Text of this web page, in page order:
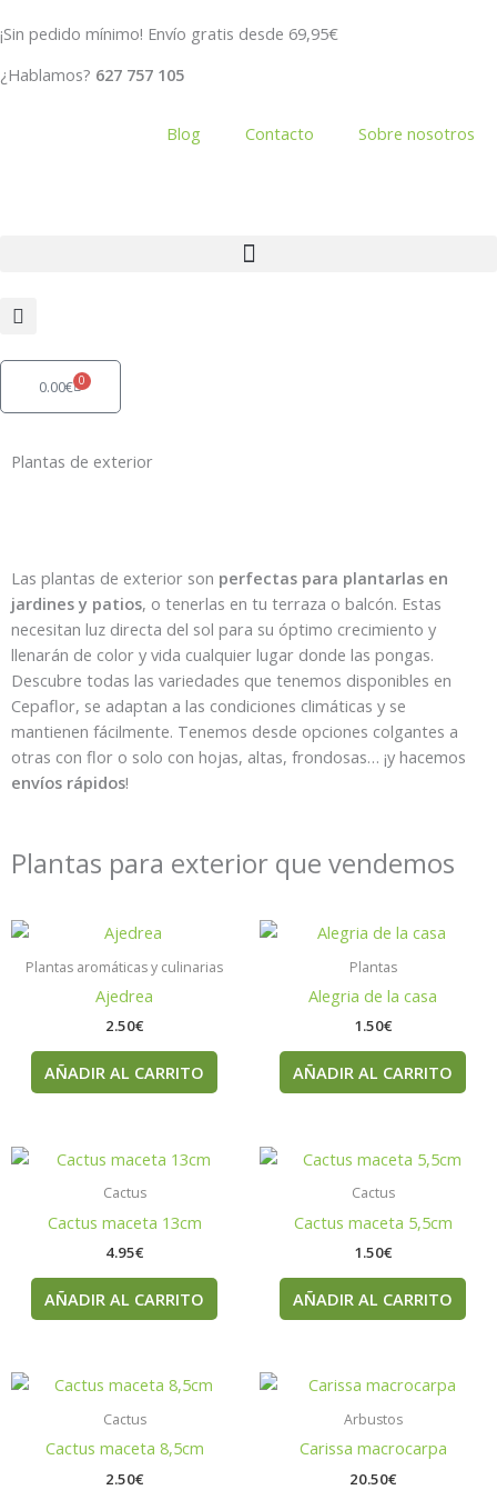
al
¡Sin pedido mínimo! Envío gratis desde 69,95€
¿Hablamos? 627 757 105
Blog Contacto Sobre nosotros
0.00€ 0
Carrito
Plantas de exterior
Las plantas de exterior son perfectas para plantarlas en
jardines y patios, o tenerlas en tu terraza o balcón. Estas
necesitan luz directa del sol para su óptimo crecimiento y
llenarán de color y vida cualquier lugar donde las pongas.
Descubre todas las variedades que tenemos disponibles en
Cepaflor, se adaptan a las condiciones climáticas y se
mantienen fácilmente. Tenemos desde opciones colgantes a
otras con flor o solo con hojas, altas, frondosas… ¡y hacemos
envíos rápidos!
Plantas para exterior que vendemos
Plantas aromáticas y culinarias
Ajedrea
2.50€
AÑADIR AL CARRITO
Plantas
Alegria de la casa
1.50€
AÑADIR AL CARRITO
Cactus
Cactus maceta 13cm
4.95€
AÑADIR AL CARRITO
Cactus
Cactus maceta 5,5cm
1.50€
AÑADIR AL CARRITO
Cactus
Cactus maceta 8,5cm
2.50€
Arbustos
Carissa macrocarpa
20.50€